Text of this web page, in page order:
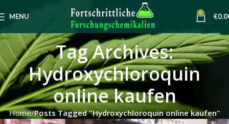
MENU 0 €
Tag Archives:
Hydroxychloroquin
online kaufen
Home Posts Tagged "Hydroxychloroquin online kaufen"